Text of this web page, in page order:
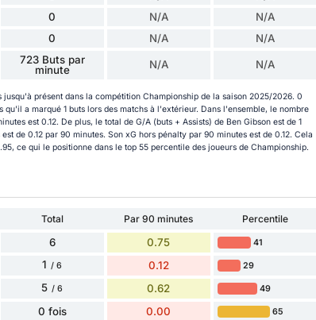
0 N/A N/A
0 N/A N/A
723 Buts par
minute
N/A N/A
jusqu'à présent dans la compétition Championship de la saison 2025/2026. 0
qu'il a marqué 1 buts lors des matchs à l'extérieur. Dans l'ensemble, le nombre
est 0.12. De plus, le total de G/A (buts + Assists) de Ben Gibson est de 1
de 0.12 par 90 minutes. Son xG hors pénalty par 90 minutes est de 0.12. Cela
ce qui le positionne dans le top 55 percentile des joueurs de Championship.
Total Par 90 minutes
Percentile
6 0.75 41
1 / 6 0.12 29
5 / 6 0.62 49
0 fois 0.00 65